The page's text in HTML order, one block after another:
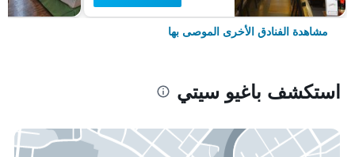
مشاهدة الفنادق الأخرى الموصى بها
استكشف باغيو سيتي